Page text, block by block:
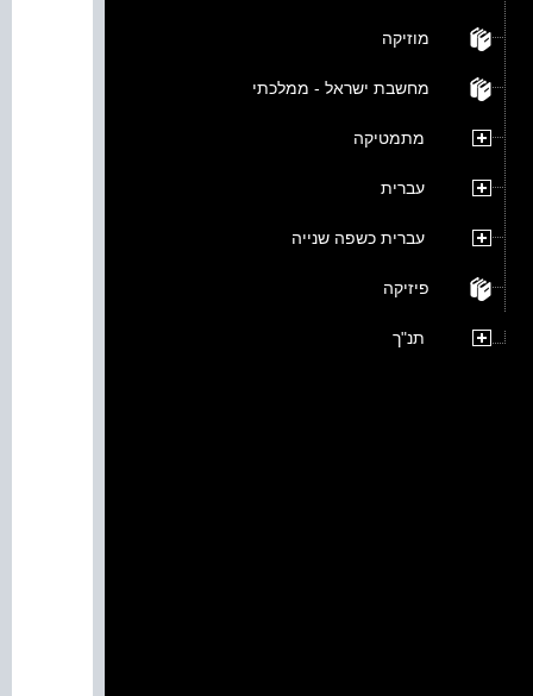
מוזיקה
מחשבת ישראל - ממלכתי
מתמטיקה
עברית
עברית כשפה שנייה
פיזיקה
תנ"ך